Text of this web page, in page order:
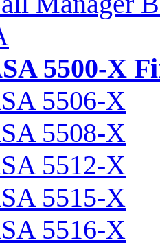
5500-X
5506-X
5508-X
5512-X
5515-X
5516-X